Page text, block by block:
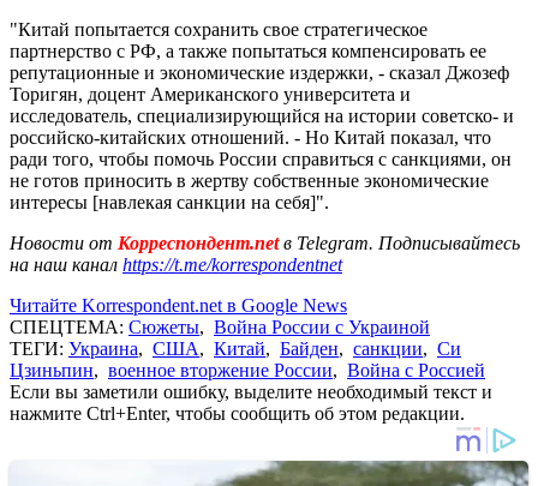
"Китай попытается сохранить свое стратегическое
партнерство с РФ, а также попытаться компенсировать ее
репутационные и экономические издержки, - сказал Джозеф
Торигян, доцент Американского университета и
исследователь, специализирующийся на истории советско- и
российско-китайских отношений. - Но Китай показал, что
ради того, чтобы помочь России справиться с санкциями, он
не готов приносить в жертву собственные экономические
интересы [навлекая санкции на себя]".
Новости от Корреспондент.netв Telegram. Подписывайтесь
на наш канал https://t.me/korrespondentnet
Читайте Korrespondent.net в Google News
СПЕЦТЕМА: Сюжеты, Война России с Украиной
ТЕГИ: Украина, США, Китай, Байден, санкции, Си
Цзиньпин, военное вторжение России, Война с Россией
Если вы заметили ошибку, выделите необходимый текст и
нажмите Ctrl+Enter, чтобы сообщить об этом редакции.